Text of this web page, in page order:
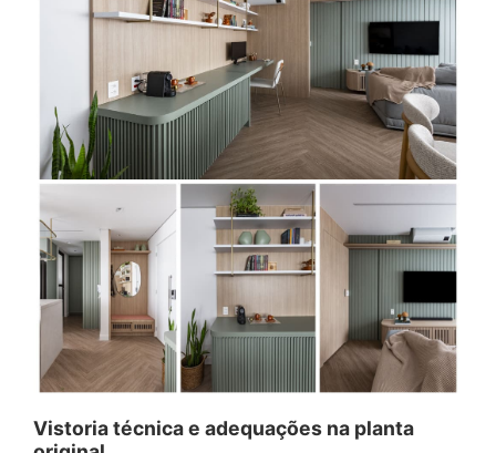
Vistoria técnica e adequações na planta